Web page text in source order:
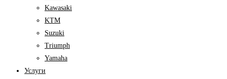
Kawasaki
KTM
Suzuki
Triumph
Yamaha
Услуги